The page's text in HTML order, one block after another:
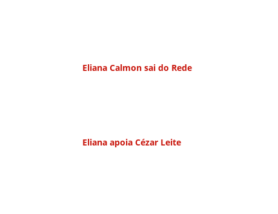
Eliana Calmon sai do Rede
Eliana apoia Cézar Leite